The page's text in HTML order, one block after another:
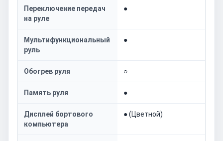
Переключение передач
на руле
●
Мультифункциональный
руль
●
Обогрев руля ○
Память руля ●
Дисплей бортового
компьютера
● (Цветной)